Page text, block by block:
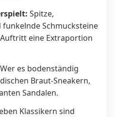
Spitze,
Schmucksteine
eine Extraportion
Wer es bodenständig
Braut-Sneakern,
Sandalen.
Klassikern sind